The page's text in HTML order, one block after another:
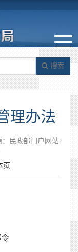
搜索
理办法
民政部门户网站
页